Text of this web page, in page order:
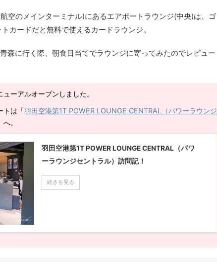
空のメインターミナル)にあるエアポートラウンジ(中央)は、ゴ
カードだと無料で使えるカードラウンジ。
森に行く際、朝食目当てでラウンジに寄ってみたのでレビュー
ーアルオープンしました。
トは「羽田空港第1T POWER LOUNGE CENTRAL（パワーラウンジ
へ。
羽田空港第1T POWER LOUNGE CENTRAL（パワ
ーラウンジセントラル）訪問記！
続きを見る